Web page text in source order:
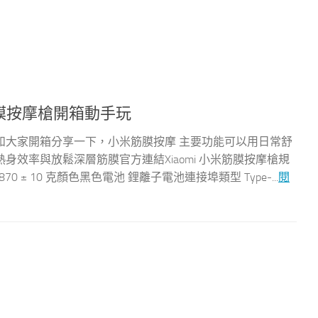
按摩槍開箱動手玩
家開箱分享一下，小米筋膜按摩 主要功能可以用日常舒
效率與放鬆深層筋膜官方連結Xiaomi 小米筋膜按摩槍規
± 10 克顏色黑色電池 鋰離子電池連接埠類型 Type-...閱